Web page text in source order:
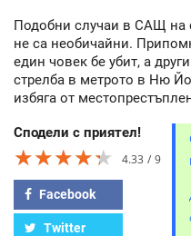
Подобни случаи в САЩ на
не са необичайни.
един човек бе убит, а
стрелба в метрото в Ню
избяга от
Сподели с приятел!
★★★★★
★★★★★
★★★★★ 4.33 9
Facebook
Twitter